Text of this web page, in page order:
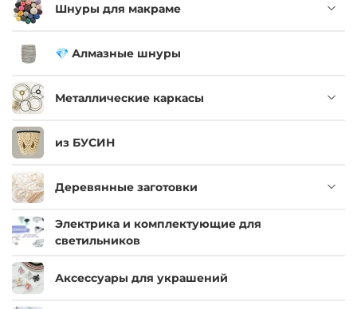
Шнуры для макраме
💎 Алмазные шнуры
Металлические каркасы
из БУСИН
Деревянные заготовки
Электрика и комплектующие для
светильников
Аксессуары для украшений